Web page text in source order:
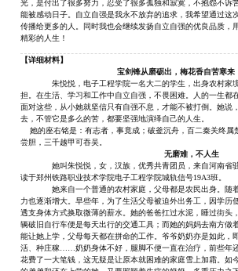
光，是付出了很多努力，忍受了很多孤独和寂寞，不抱怨不诉
能被感动日子。自立自强是我永不放弃的追求，我希望通过这
传播给更多的人。同时我也会继续发扬自立自强的优良品质，
精彩的人生！
【详细材料】
宝剑锋从磨砺出，梅花香自苦寒来
朱悦悦，电子工程学院一名大二的学生，出身农村家
担。在生活、学习和工作中自立自强，不畏困难。人的一生都
面对这些，从小她就坚信只有自强不息，才能不被打倒。她说
去，不管它是多么的苦，都要坚强地演绎自己的人生。
她的座右铭是：有志者，事竟成；破釜沉舟，百二秦关终属
尝胆，三千越甲可吞吴。
无磨难，不人生
她叫朱悦悦，女，汉族，优秀共青团员，来自河南省
读于郑州铁路职业技术学院电子工程学院城轨信号19A3班。
她来自一个普通的农村家庭，父母都是农民出身。随
力也逐渐增大。早些年，为了生活父母被迫外出务工，因学历
透支身体方式换取微薄的薪水。她的爸爸扛过水泥，睡过街头
辆破旧自行车便是每天出行的交通工具；而她的妈妈去南方做
能让她上学，父母每天都在拼命的工作。爷爷奶奶亦是如此，
活、种庄稼……奶奶身体不好，腿脚不便一直在治疗，前些年
花费了一大笔钱，这无疑是让原本就困难的家庭雪上加霜。如